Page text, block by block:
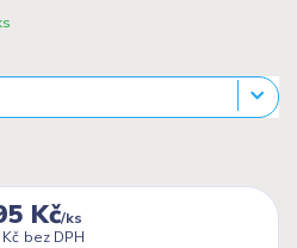
Kč/ks
bez DPH